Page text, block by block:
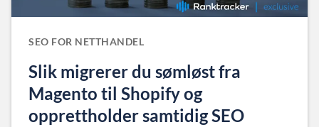
SEO FOR NETTHANDEL
Slik migrerer du sømløst fra
Magento til Shopify og
opprettholder samtidig SEO